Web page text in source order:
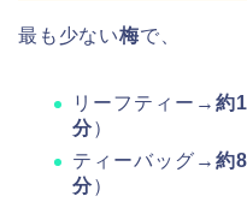
最も少ない梅で、
リーフティー→ 約
分）
ティーバッグ→ 約
分）